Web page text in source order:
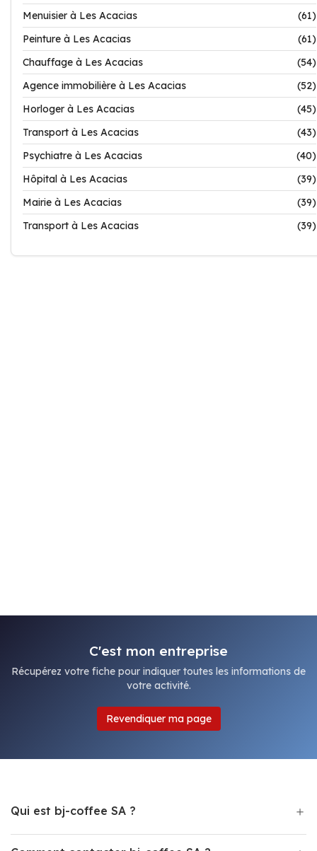
Menuisier à Les Acacias
(61)
Peinture à Les Acacias
(61)
Chauffage à Les Acacias
(54)
Agence immobilière à Les Acacias
(52)
Horloger à Les Acacias
(45)
Transport à Les Acacias
(43)
Psychiatre à Les Acacias
(40)
Hôpital à Les Acacias
(39)
Mairie à Les Acacias
(39)
Transport à Les Acacias
(39)
C'est mon entreprise
Récupérez votre fiche pour indiquer toutes les informations de
votre activité.
Revendiquer ma page
Qui est bj-coffee SA ?